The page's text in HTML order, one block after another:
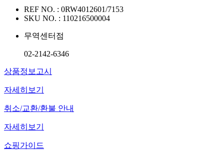
REF NO. : 0RW4012601/7153
SKU NO. : 110216500004
무역센터점
02-2142-6346
상품정보고시
자세히보기
취소/교환/환불 안내
자세히보기
쇼핑가이드